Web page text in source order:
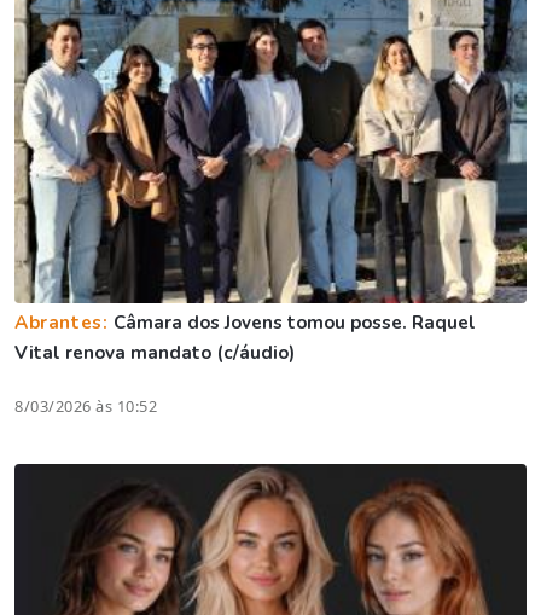
Abrantes: Câmara dos Jovens tomou posse. Raquel
Vital renova mandato (c/áudio)
8/03/2026 às 10:52